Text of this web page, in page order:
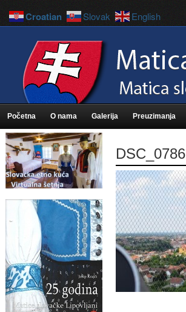
Početna O nama Galerija Preuzimanja
DSC_0786
Croatian Slovak English